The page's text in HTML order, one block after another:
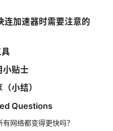
连加速器时需要注意的
小贴士
小结）
Questions
网络都变得更快吗？